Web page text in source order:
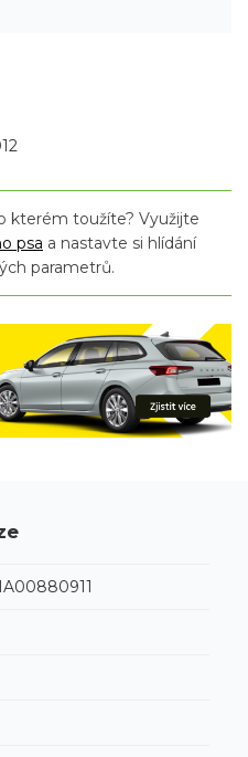
kterém toužíte? Využijte
psa a nastavte si hlídání
parametrů.